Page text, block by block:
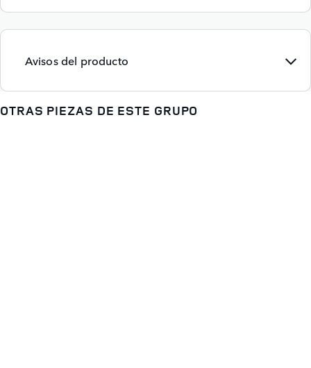
Avisos del producto
OTRAS PIEZAS DE ESTE GRUPO